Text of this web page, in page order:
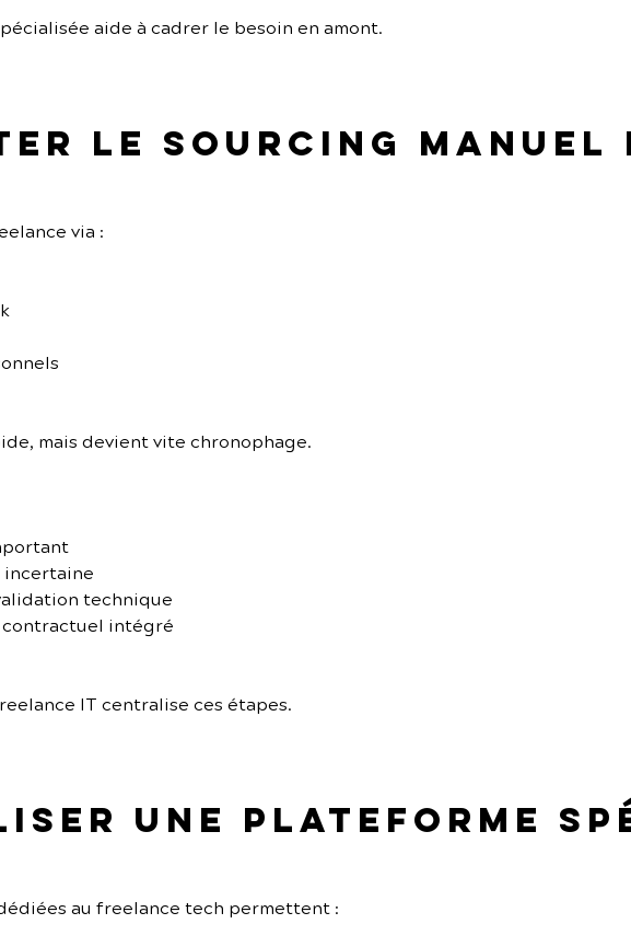
aide à cadrer le besoin en amont.
le sourcing manuel
via :
mais devient vite chronophage.
technique
contractuel intégré
IT centralise ces étapes.
une plateforme
au freelance tech permettent :